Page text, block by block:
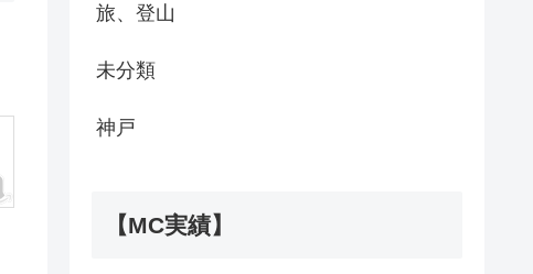
旅、登山
未分類
神戸
【MC実績】